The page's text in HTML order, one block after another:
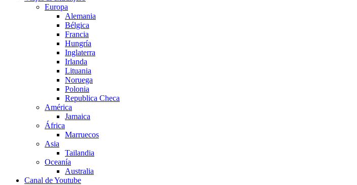
Europa
Alemania
Bélgica
Francia
Hungría
Inglaterra
Irlanda
Lituania
Noruega
Polonia
Republica Checa
América
Jamaica
África
Marruecos
Asia
Tailandia
Oceanía
Australia
Canal de Youtube